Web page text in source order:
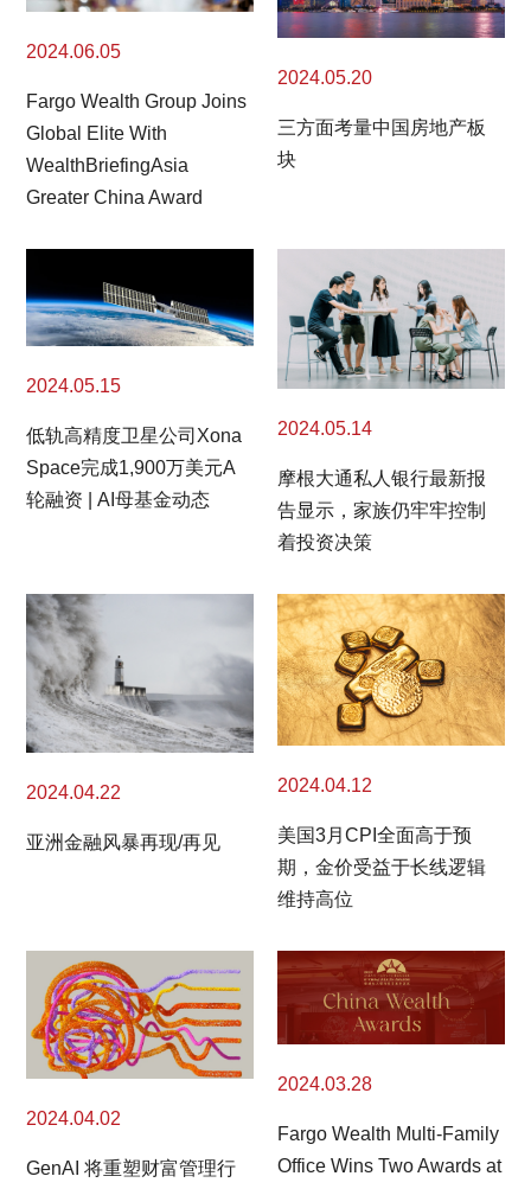
2024.06.05
Fargo Wealth Group Joins
Global Elite With
WealthBriefingAsia
Greater China Award
2024.05.20
三方面考量中国房地产板
块
2024.05.15
低轨高精度卫星公司Xona
Space完成1,900万美元A
轮融资 | AI母基金动态
2024.05.14
摩根大通私人银行最新报
告显示，家族仍牢牢控制
着投资决策
2024.04.22
亚洲金融风暴再现/再见
2024.04.12
美国3月CPI全面高于预
期，金价受益于长线逻辑
维持高位
2024.04.02
GenAI 将重塑财富管理行
2024.03.28
Fargo Wealth Multi-Family
Office Wins Two Awards at